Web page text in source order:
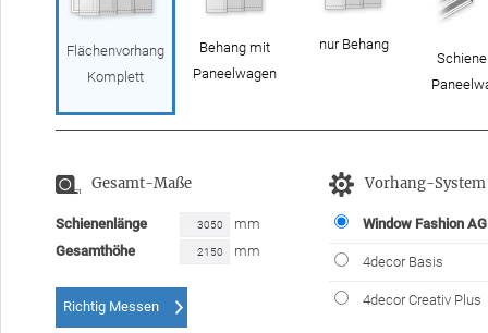
Flächenvorhang
Komplett
Behang mit
Paneelwagen
nur Behang
Gesamt-Maße
Schienenlänge
mm
Gesamthöhe
mm
Richtig Messen
Vorhang-System
Window Fashion AG
4decor Basis
4decor Creativ Plus